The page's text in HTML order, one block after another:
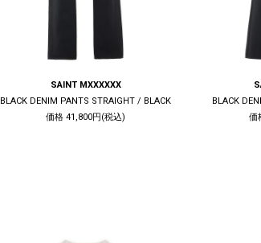
SAINT MXXXXXX
BLACK DENIM PANTS STRAIGHT / BLACK
価格 41,800円(税込)
BLACK
価